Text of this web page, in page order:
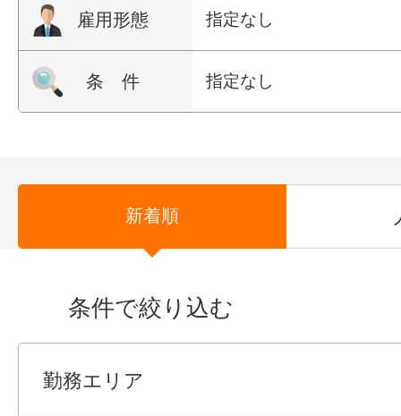
雇用形態 指定なし
条 件 指定なし
新着順
条件で絞り込む
勤務エリア